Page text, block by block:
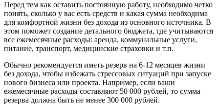
Перед тем как оставить постоянную работу, необходимо четко
понять, сколько у вас есть средств и какая сумма необходима
для комфортной жизни без дохода из основного источника. В
этом поможет создание детального бюджета, где учитываются
все ежемесячные расходы: аренда, коммунальные услуги,
питание, транспорт, медицинские страховки и т.п.
Обычно рекомендуется иметь резерв на 6-12 месяцев жизни
без дохода, чтобы избежать стрессовых ситуаций при запуске
нового бизнеса или проекта. Например, если ваши
ежемесячные расходы составляют 50 000 рублей, то сумма
резерва должна быть не менее 300 000 рублей.